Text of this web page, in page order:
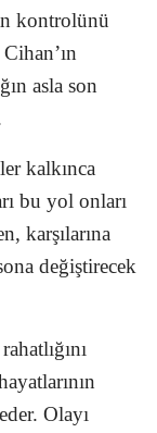
kontrolünü
asla son
kalkınca
bu yol onları
karşılarına
değiştirecek
Olayı